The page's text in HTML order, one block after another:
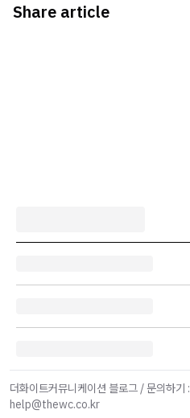
Share article
더화이트커뮤니케이션 블로그 / 문의하기 :
help@thewc.co.kr